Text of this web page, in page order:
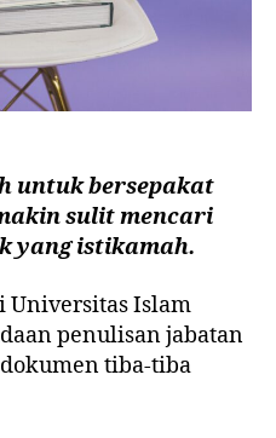
untuk bersepakat
sulit mencari
yang istikamah.
Universitas Islam
penulisan jabatan
tiba-tiba